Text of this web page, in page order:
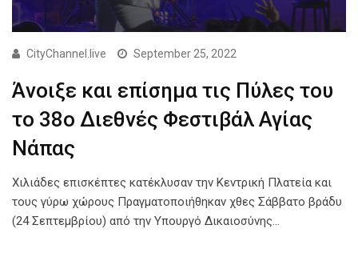
CityChannel.live September 25, 2022
Άνοιξε και επίσημα τις Πύλες του
το 38ο Διεθνές Φεστιβάλ Αγίας
Νάπας
Χιλιάδες επισκέπτες κατέκλυσαν την Κεντρική Πλατεία και
τους γύρω χώρους Πραγματοποιήθηκαν χθες Σάββατο βράδυ
(24 Σεπτεμβρίου) από την Υπουργό Δικαιοσύνης…